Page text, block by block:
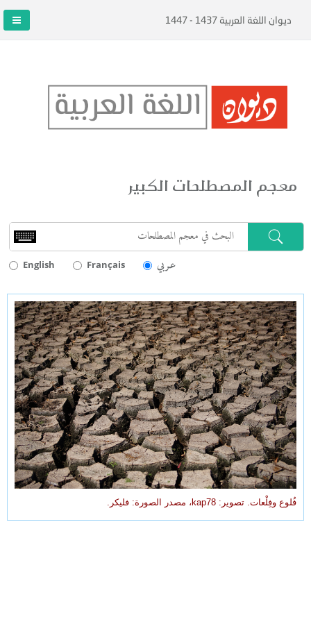
ديوان اللغة العربية 1437 - 1447
معجم المصطلحات الكبير
English Français عـربي
فُلوع وفِلْعات. تصوير: kap78، مصدر الصورة: فليكر.